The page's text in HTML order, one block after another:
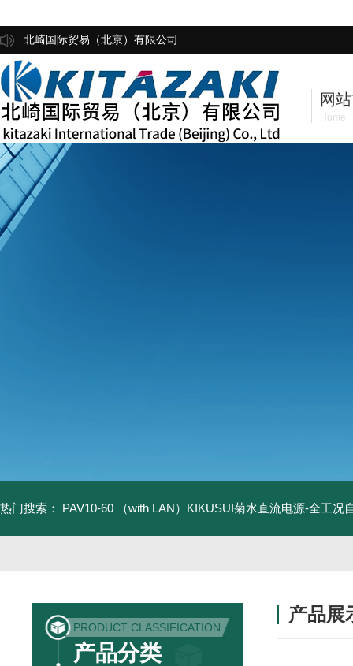
北崎国际贸易（北京）有限公司
网
Home
热门搜索： PAV10-60 （with LAN）KIKUSUI菊水直流电源-全工况
PRODUCT CLASSIFICATION
产品分类
产品展